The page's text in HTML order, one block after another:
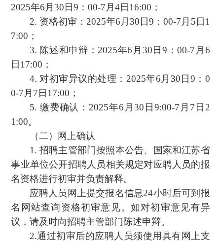
2025年6月30日9：00-7月4日16:00；
2. 资格初审：2025年6月30日9：00-7月5日1
7:00；
3. 陈述和申辩：2025年6月30日9：00-7月6
日17:00；
4. 对初审异议的处理：2025年6月30日9：0
0-7月7日17:00；
5. 缴费确认：2025年6月30日9:00-7月7日2
1:00。
（二）网上确认
1. 招聘主管部门按照本公告、国家和江苏省
事业单位公开招聘人员相关规定对应聘人员的报
名资格进行初审并负责解释。
应聘人员网上提交报名信息24小时后可到报
名网站查询资格初审意见。如对初审意见有异
议，请及时向招聘主管部门陈述申辩。
2.通过初审后的应聘人员须使用具有网上支